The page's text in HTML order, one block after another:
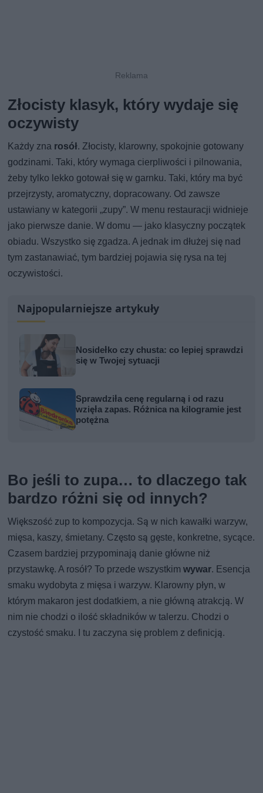
Złocisty klasyk, który wydaje się
oczywisty
Każdy zna rosół. Złocisty, klarowny, spokojnie gotowany
godzinami. Taki, który wymaga cierpliwości i pilnowania,
żeby tylko lekko gotował się w garnku. Taki, który ma być
przejrzysty, aromatyczny, dopracowany. Od zawsze
ustawiany w kategorii „zupy”. W menu restauracji widnieje
jako pierwsze danie. W domu — jako klasyczny początek
obiadu. Wszystko się zgadza. A jednak im dłużej się nad
tym zastanawiać, tym bardziej pojawia się rysa na tej
oczywistości.
Najpopularniejsze artykuły
Nosidełko czy chusta: co lepiej sprawdzi
się w Twojej sytuacji
Sprawdziła cenę regularną i od razu
wzięła zapas. Różnica na kilogramie jest
potężna
Bo jeśli to zupa… to dlaczego tak
bardzo różni się od innych?
Większość zup to kompozycja. Są w nich kawałki warzyw,
mięsa, kaszy, śmietany. Często są gęste, konkretne, sycące.
Czasem bardziej przypominają danie główne niż
przystawkę. A rosół? To przede wszystkimwywar. Esencja
smaku wydobyta z mięsa i warzyw. Klarowny płyn, w
którym makaron jest dodatkiem, a nie główną atrakcją. W
nim nie chodzi o ilość składników w talerzu. Chodzi o
czystość smaku. I tu zaczyna się problem z definicją.